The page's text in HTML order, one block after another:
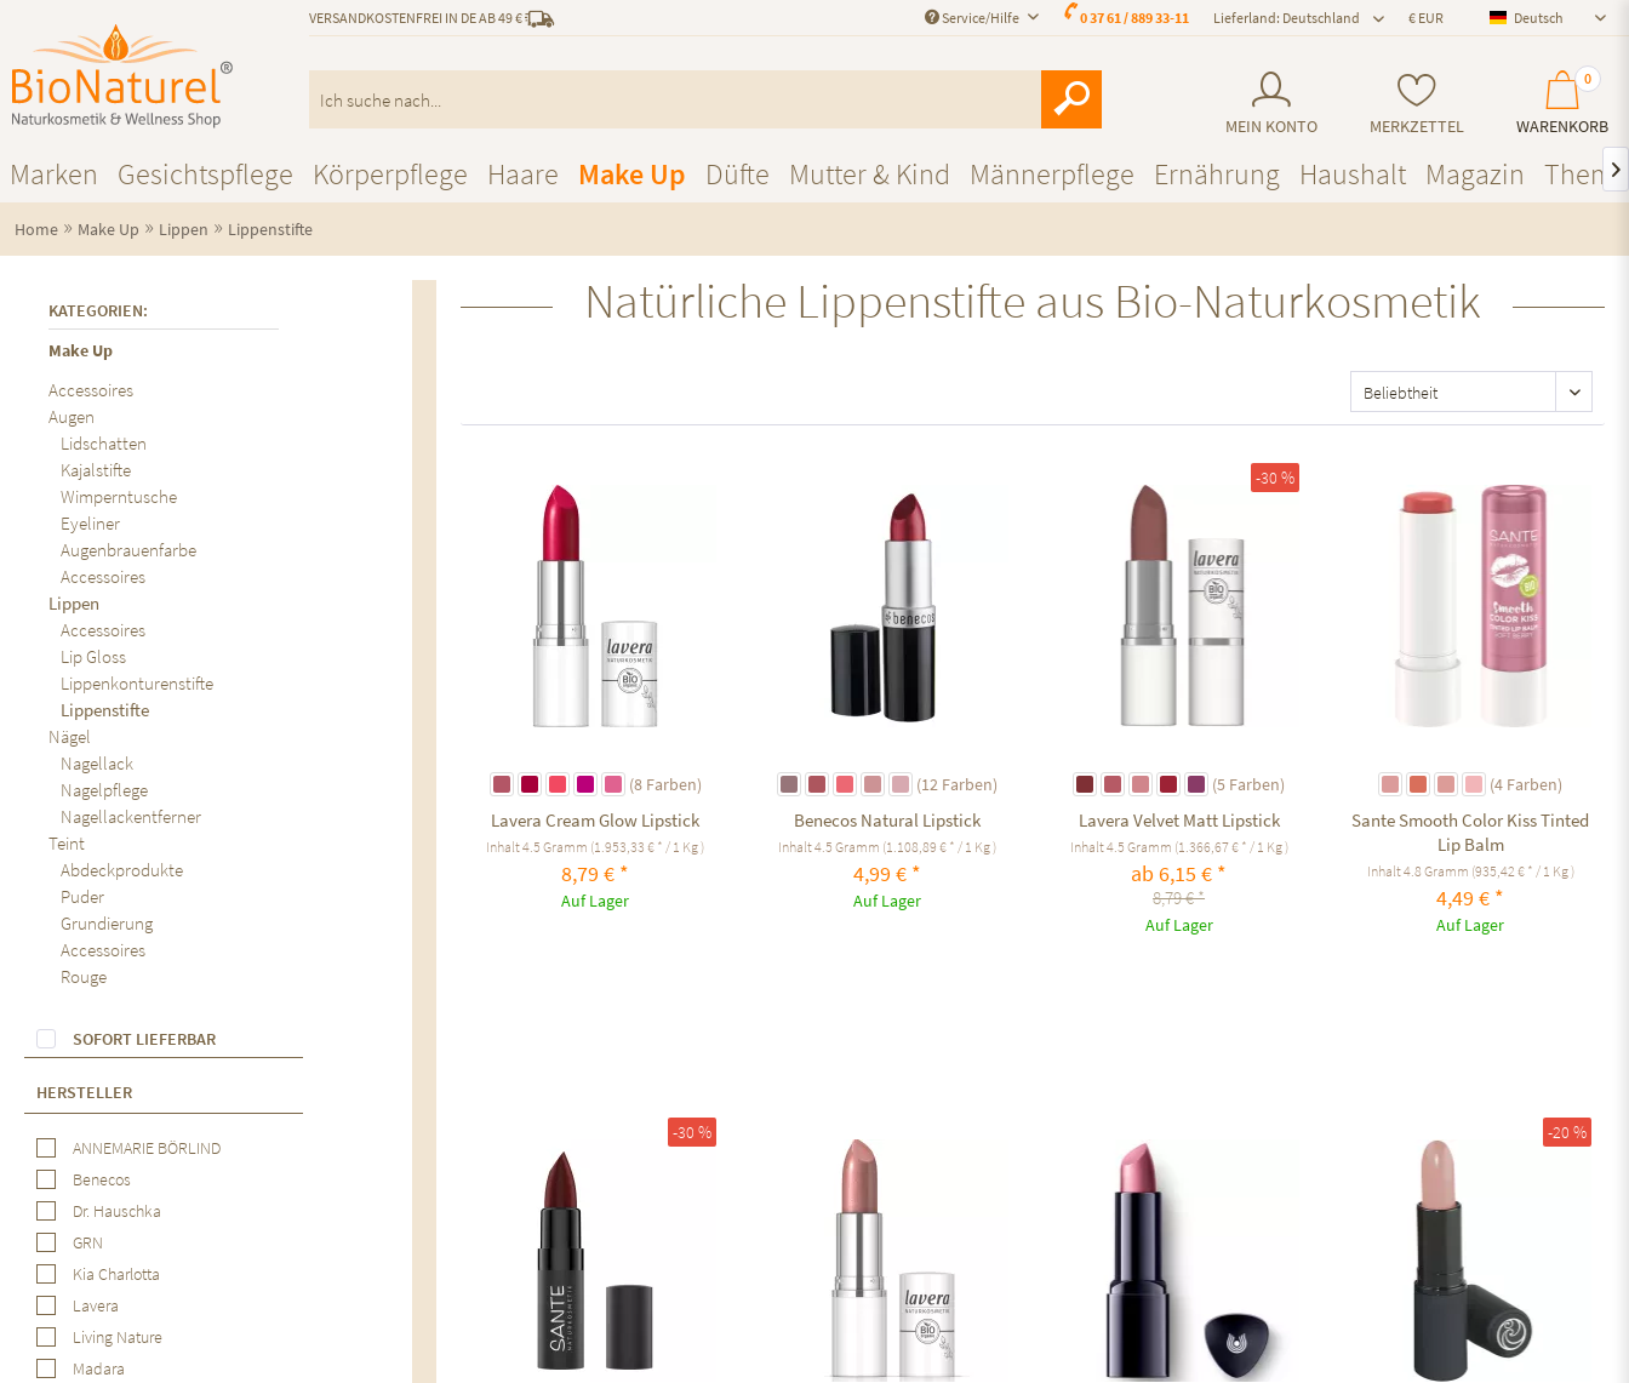
VERSANDKOSTENFREI IN DE AB 49 € Deutsch
Deutsch
Lieferland: Deutschland
0 37 61 / 889 33-11
Service/Hilfe
MEIN KONTO MERKZETTEL
0
WARENKORB
Marken Gesichtspflege Körperpflege Haare Make Up Düfte Mutter & Kind Männerpflege Ernährung Haushalt Magazin 
Home » Make Up » Lippen » Lippenstifte
KATEGORIEN:
Make Up
Accessoires
Augen
Lidschatten
Kajalstifte
Wimperntusche
Eyeliner
Augenbrauenfarbe
Accessoires
Lippen
Accessoires
Lip Gloss
Lippenkonturenstifte
Lippenstifte
Nägel
Nagellack
Nagelpflege
Nagellackentferner
Teint
Abdeckprodukte
Puder
Grundierung
Accessoires
Rouge
SOFORT LIEFERBAR
HERSTELLER
ANNEMARIE BÖRLIND
Benecos
Dr. Hauschka
GRN
Kia Charlotta
Lavera
Living Nature
Madara
Natürliche Lippenstifte aus Bio-Naturkosmetik
(8 Farben)
Lavera Cream Glow Lipstick
Inhalt4.5 Gramm (1.953,33 € * / 1 Kg )
8,79 € *
Auf Lager
(12 Farben)
Benecos Natural Lipstick
Inhalt4.5 Gramm (1.108,89 € * / 1 Kg )
4,99 € *
Auf Lager
-30 %
(5 Farben)
Lavera Velvet Matt Lipstick
Inhalt4.5 Gramm (1.366,67 € * / 1 Kg )
ab 6,15 € *
8,79 € *
Auf Lager
(4 Farben)
Sante Smooth Color Kiss Tinted
Lip Balm
Inhalt4.8 Gramm (935,42 € * / 1 Kg )
4,49 € *
Auf Lager
-30 % -20 %